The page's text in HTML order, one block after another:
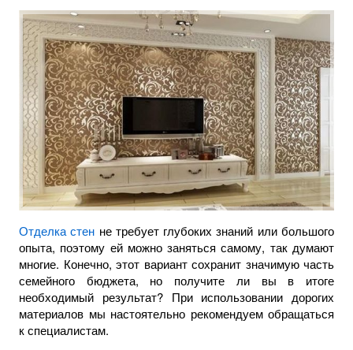
Отделка стен не требует глубоких знаний или большого
опыта, поэтому ей можно заняться самому, так думают
многие. Конечно, этот вариант сохранит значимую часть
семейного бюджета, но получите ли вы в итоге
необходимый результат? При использовании дорогих
материалов мы настоятельно рекомендуем обращаться
к специалистам.